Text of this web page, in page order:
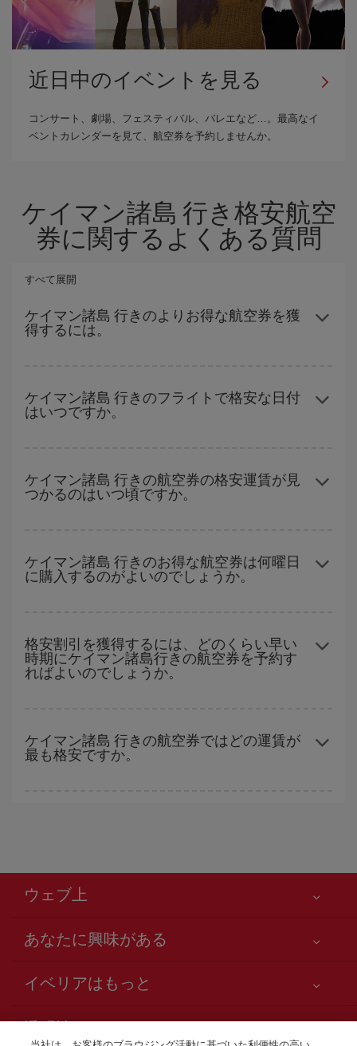
近日中のイベントを見る
コンサート、劇場、フェスティバル、バレエなど…。最高なイ
ベントカレンダーを見て、航空券を予約しませんか。
ケイマン諸島 行き格安航空
券に関するよくある質問
すべて展開
ケイマン諸島 行きのよりお得な航空券を獲
得するには。
レキシブルになることで、格安航空券が見つかり、お得な運賃を
獲得できます。 また、ご旅行の行先がまだ決まっていない場合に
ケイマン諸島 行きのフライトで格安な日付
はいつですか。
索機能
をご利用いただくことが簡単です。 出発地、行先、ご旅行
予定日を入力してください。 入力した選択肢だけではなく、往路
見つかることがあります。
ケイマン諸島 行きの航空券の格安運賃が見
つかるのはいつ頃ですか。
きます。 目的地にもよりますが、通常に場合、クリスマスシーズ
ン、イースター、学校のお休み期間はハイシーズンです。 また、
ケイマン諸島 行きのお得な航空券は何曜日
に購入するのがよいのでしょうか。
空券を見つけるためのヒントは、
早めのご予約とフレキシブル
計画です。通常の場合、 できるだけ早い時期に予約した航空券が
より格安となります。 また、日付や時間帯をあまり固定せずに探
格安割引を獲得するには、どのくらい早い
時期にケイマン諸島行きの航空券を予約す
ればよいのでしょうか。
空席数および格安運賃（エコノミー）のご利用可能な残数に応じ
ます。 このため、格安航空券
を獲得するには早い時期でのご購入
ケイマン諸島 行きの航空券ではどの運賃が
最も格安ですか。
ウェブ上
あなたに興味がある
アクセシビリティの宣言
サービスのお約束
Iberia.com サイトマップ
イベリアはもっと
イベリアグループ
透明性